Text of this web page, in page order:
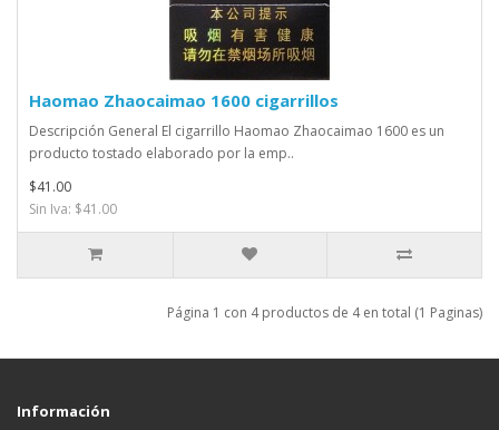
Haomao Zhaocaimao 1600 cigarrillos
Descripción General El cigarrillo Haomao Zhaocaimao 1600 es un
producto tostado elaborado por la emp..
$41.00
Sin Iva: $41.00
Página 1 con 4 productos de 4 en total (1 Paginas)
Información